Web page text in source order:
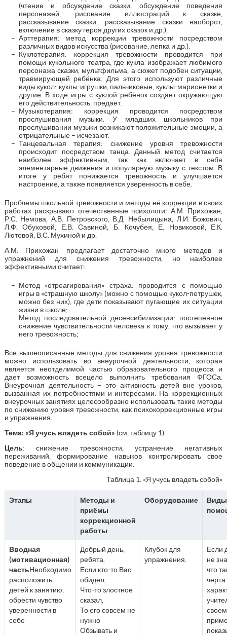
(чтение и обсуждение сказки, обсуждение поведения
персонажей, рисование иллюстраций к сказке,
рассказывание сказки, рассказывание сказки наоборот,
включение в сказку героя других сказок и др.).
Арттерапия: метод коррекции тревожности посредством
различных видов искусства (рисование, лепка и др.).
Куклотерапия: коррекция тревожности проводится при
помощи кукольного театра, где кукла изображает любимого
персонажа сказки, мультфильма, а сюжет подобен ситуации,
травмирующей ребёнка. Для этого используют различные
виды кукол: куклы-игрушки, пальчиковые, куклы-марионетки и
другие. В ходе игры с куклой ребёнок создает окружающую
его действительность, предает.
Музыкотерапия: коррекция проводится посредством
прослушивания музыки. У младших школьников при
прослушивании музыки возникают положительные эмоции, а
отрицательные – исчезают.
Танцевальная терапия: снижение уровня тревожности
происходит посредством танца. Данный метод считается
наиболее эффективным, так как включает в себя
элементарные движения и популярную музыку с текстом. В
итоге у ребят понижается тревожность и улучшается
настроение, а также появляется уверенность в себе.
Проблемы школьной тревожности и методы её коррекции в своих
работах раскрывают отечественные психологи: А.М. Прихожан,
Р.С. Немова, А.В. Петровского, В.Д. Небылицына, Л.И. Божович,
Л.Ф. Обуховой, Е.В. Савиной, Б. Кочубея, Е. Новиковой, Е.К.
Лютовой, В.С. Мухиной и др.
А.М. Прихожан предлагает достаточно много методов и
упражнений для снижения тревожности, но наиболее
эффективными считает:
Метод «отреагирования» страха: проводится с помощью
игры в «страшную школу» (можно с помощью кукол-петрушек,
можно без них), где дети показывают пугающие их ситуации
жизни в школе;
Метод последовательной десенсибилизации: постепенное
снижение чувствительности человека к тому, что вызывает у
него тревожность;
Все вышеописанные методы для снижения уровня тревожности
можно использовать во внеурочной деятельности, которая
является неотделимой частью образовательного процесса и
дает возможность всецело выполнить требования ФГОСа.
Внеурочная деятельность – это активность детей вне уроков,
вызванная их потребностями и интересами. На коррекционных
внеурочных занятиях целесообразно использовать такие методы
по снижению уровня тревожности, как психокоррекционные игры
и упражнения.
Тема: «Я учусь владеть собой» (см. таблицу 1).
Цель: снижение тревожности, устранение негативных
переживаний, формирование навыков контролировать свое
поведение в общении и коммуникации.
Таблица 1. «Я учусь владеть собой»
Этапы
Методы и
приёмы
коррекционной
работы
Оборудование
Виды
Вводная
(мотивационная)
частьНеобходимо
расположить
детей к занятию,
обрести чувство
уверенности в
себе
Добрый день,
ребята.
Если кто-то Вас
обидел,
Что-то злостное
сказал,
То его совсем не
нужно
Обзывать и
Клубок для
упражнения.
Если
не
что
черта
своем